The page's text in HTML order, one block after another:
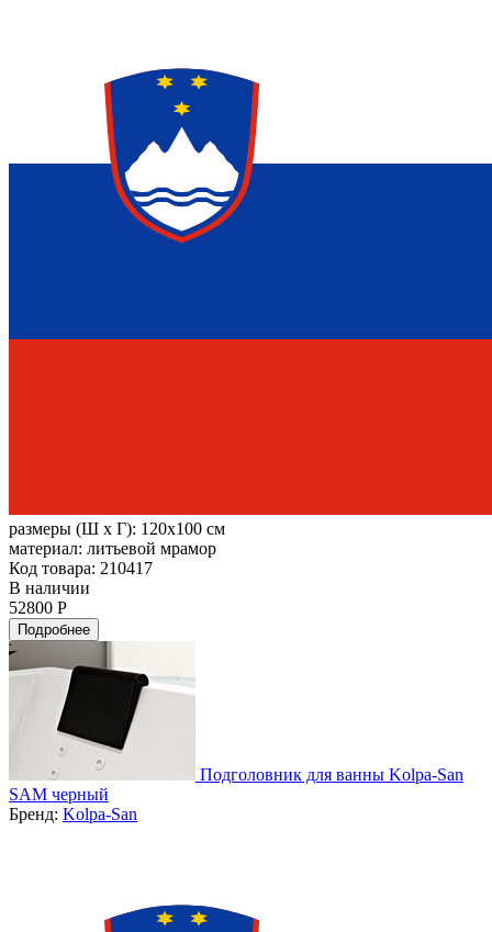
размеры (Ш х Г): 120x100 см
материал: литьевой мрамор
Код товара: 210417
В наличии
52800 Р
Подробнее
Подголовник для ванны Kolpa-San
SAM черный
Бренд: Kolpa-San